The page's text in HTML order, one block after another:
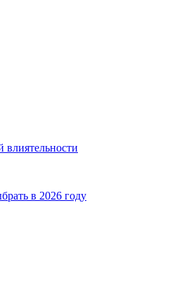
в 2026 году